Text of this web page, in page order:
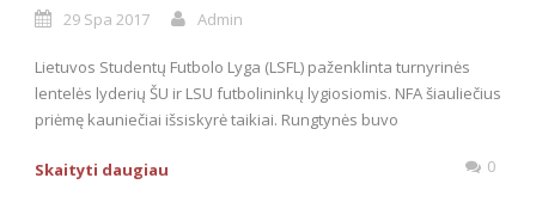
29 Spa 2017 Admin
Lietuvos Studentų Futbolo Lyga (LSFL) paženklinta turnyrinės
lentelės lyderių ŠU ir LSU futbolininkų lygiosiomis. NFA šiauliečius
priėmę kauniečiai išsiskyrė taikiai. Rungtynės buvo
Skaityti daugiau 0